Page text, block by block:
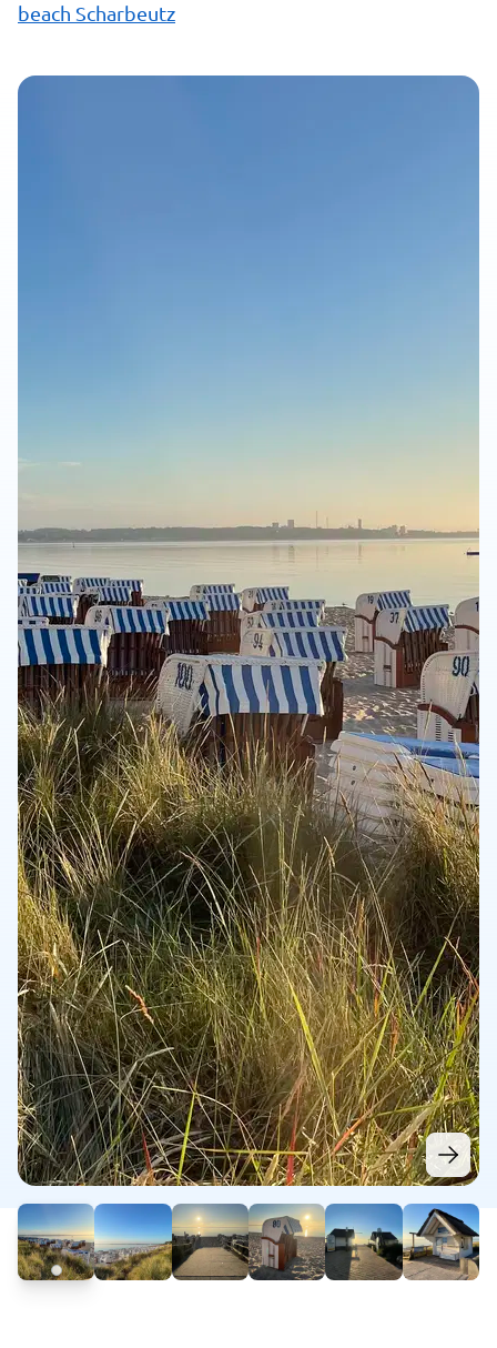
beach Scharbeutz